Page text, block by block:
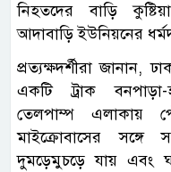
নিহতদের বাড়ি
আদাবাড়ি ইউনিয়নের
প্রত্যক্ষদর্শীরা জানান,
একটি ট্রাক
তেলপাম্প এলাকায়
মাইক্রোবাসের সঙ্গে
দুমড়েমুচড়ে যায় এবং